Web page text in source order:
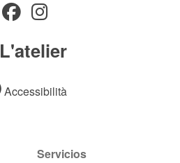
L'atelier
Accessibilità
Servicios